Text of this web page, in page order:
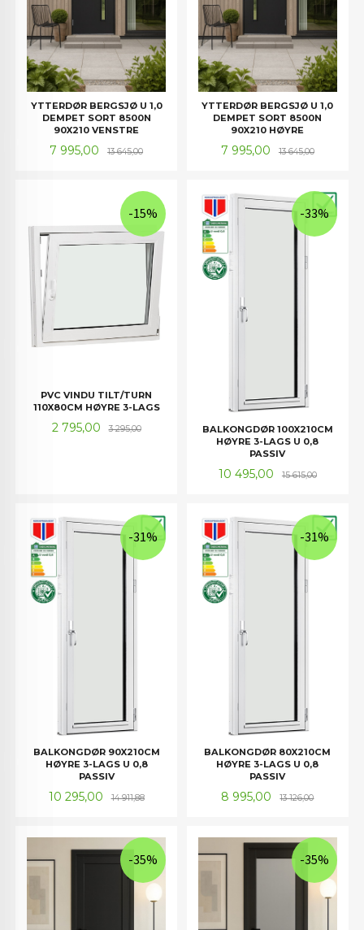
YTTERDØR BERGSJØ U 1,0
DEMPET SORT 8500N
90X210 VENSTRE
Tilbud
7 995,00 13 645,00Rabatt
YTTERDØR BERGSJØ U 1,0
DEMPET SORT 8500N
90X210 HØYRE
Tilbud
7 995,00 13 645,00Rabatt
PVC VINDU TILT/TURN
110X80CM HØYRE 3-LAGS
Tilbud
2 795,00 3 295,00Rabatt
-15%
BALKONGDØR 100X210CM
HØYRE 3-LAGS U 0,8
PASSIV
Tilbud
10 495,00 15 615,00Rabatt
-33%
BALKONGDØR 90X210CM
HØYRE 3-LAGS U 0,8
PASSIV
Tilbud
10 295,00 14 911,88Rabatt
-31%
BALKONGDØR 80X210CM
HØYRE 3-LAGS U 0,8
PASSIV
Tilbud
8 995,00 13 126,00Rabatt
-31%
-35% -35%